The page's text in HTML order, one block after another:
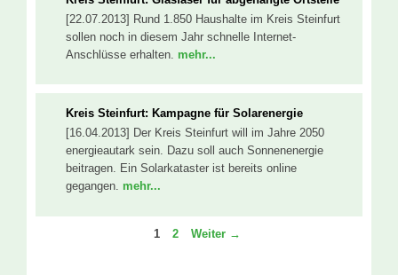
[22.07.2013] Rund 1.850 Haushalte im Kreis Steinfurt
sollen noch in diesem Jahr schnelle Internet-
Anschlüsse erhalten. mehr...
Kreis Steinfurt: Kampagne für Solarenergie
[16.04.2013] Der Kreis Steinfurt will im Jahre 2050
energieautark sein. Dazu soll auch Sonnenenergie
beitragen. Ein Solarkataster ist bereits online
gegangen. mehr...
Seite
1 Seite
2 Weiter →